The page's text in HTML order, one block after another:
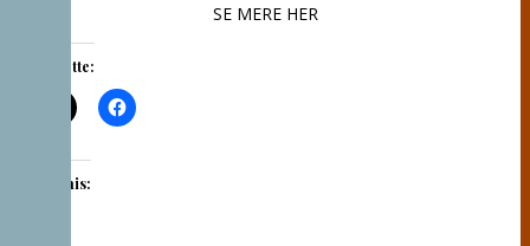
SE MERE HER
Del dette:
Like this: